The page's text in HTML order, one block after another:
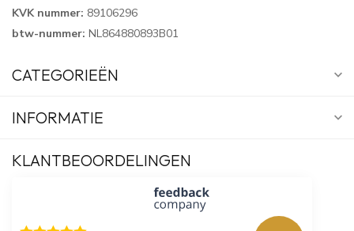
KVK nummer: 89106296
btw-nummer: NL864880893B01
CATEGORIEËN
INFORMATIE
KLANTBEOORDELINGEN